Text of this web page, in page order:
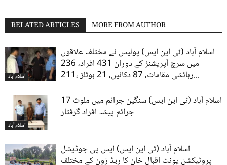
RELATED ARTICLES MORE FROM AUTHOR
اسلام آباد
اسلام آباد (ٹی این ایس) پولیس نے مختلف علاقوں
میں سرچ آپریشنز کے دوران 431 افراد، 236
رہائشی مقامات، 87 دکانیں، 21 ہوٹلز ،211...
اسلام آباد
اسلام آباد (ٹی این ایس) سنگین جرائم میں ملوث 17
جرائم پیشہ افراد گرفتار
اسلام آباد (ٹی این ایس) ایس پی جوڈیشل
پروٹیکشن یونٹ اقبال خان کا ریڈ زون کے مختلف